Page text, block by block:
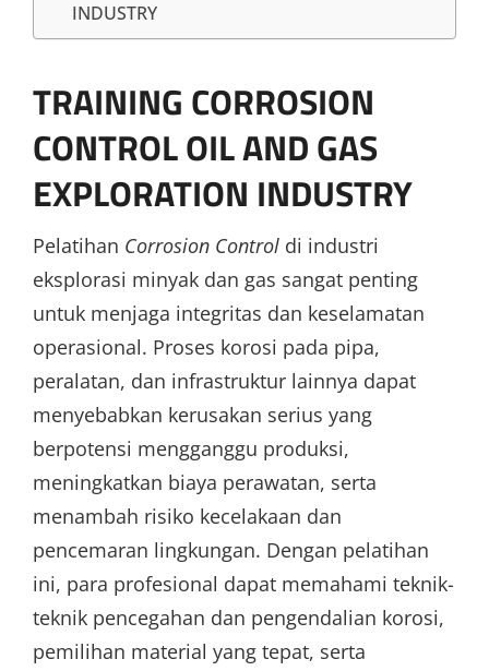
INDUSTRY
TRAINING CORROSION
CONTROL OIL AND GAS
EXPLORATION INDUSTRY
Pelatihan Corrosion Control di industri
eksplorasi minyak dan gas sangat penting
untuk menjaga integritas dan keselamatan
operasional. Proses korosi pada pipa,
peralatan, dan infrastruktur lainnya dapat
menyebabkan kerusakan serius yang
berpotensi mengganggu produksi,
meningkatkan biaya perawatan, serta
menambah risiko kecelakaan dan
pencemaran lingkungan. Dengan pelatihan
ini, para profesional dapat memahami teknik-
teknik pencegahan dan pengendalian korosi,
pemilihan material yang tepat, serta